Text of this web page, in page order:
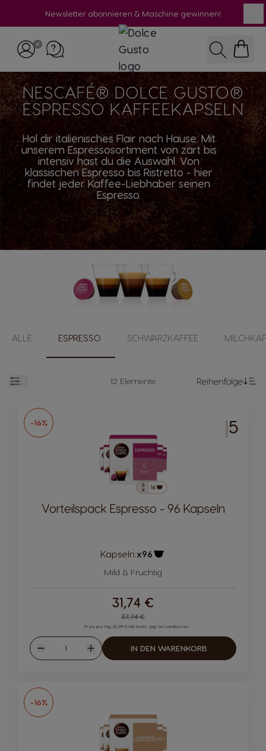
Newsletter abonnieren & Maschine gewinnen!
Suche
NESCAFÉ® DOLCE GUSTO®
ESPRESSO KAFFEEKAPSELN
Hol dir italienisches Flair nach Hause: Mit
unserem Espressosortiment von zart bis
intensiv hast du die Auswahl. Von
klassischen Espresso bis Ristretto - hier
findet jeder Kaffee-Liebhaber seinen
Espresso.
ALLE ESPRESSO SCHWARZKAFFEE
12 Elemente
Reihenfolge
-16% INTENSITÄT5
Vorteilspack Espresso - 96 Kapseln
Kapseln:x96
Mild & Fruchtig
Regular Price
37,74 €
31,74 €
Preis pro 1 kg: 42,89 € inkl. MwSt., zzgl. Versandkosten
Abnahme
Menge
Zunahme
IN DEN WARENKORB
-16%